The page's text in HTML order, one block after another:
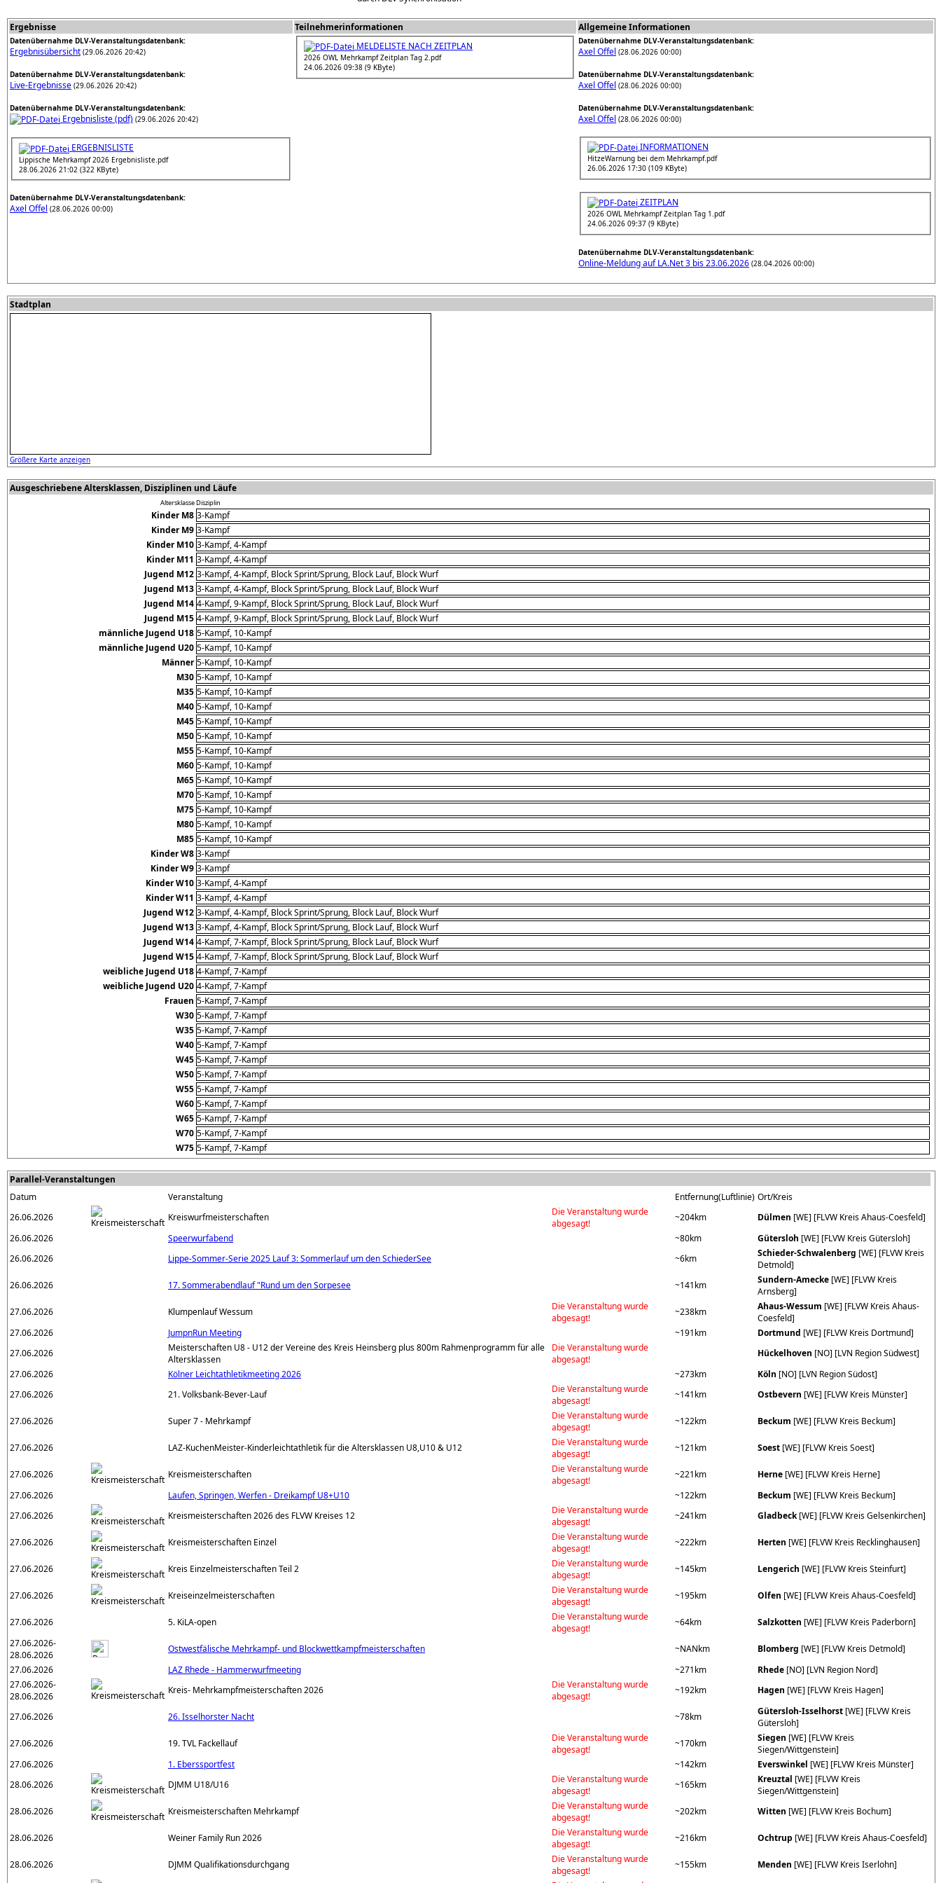
Ergebnisse Teilnehmerinformationen Allgemeine Informationen
Datenübernahme DLV-Veranstaltungsdatenbank:
Ergebnisübersicht (29.06.2026 20:42)
Datenübernahme DLV-Veranstaltungsdatenbank:
Live-Ergebnisse (29.06.2026 20:42)
Datenübernahme DLV-Veranstaltungsdatenbank:
Ergebnisliste (pdf) (29.06.2026 20:42)
ERGEBNISLISTE
Lippische Mehrkampf 2026 Ergebnisliste.pdf
28.06.2026 21:02 (322 KByte)
Datenübernahme DLV-Veranstaltungsdatenbank:
Axel Offel (28.06.2026 00:00)
MELDELISTE NACH ZEITPLAN
2026 OWL Mehrkampf Zeitplan Tag 2.pdf
24.06.2026 09:38 (9 KByte)
Datenübernahme DLV-Veranstaltungsdatenbank:
Axel Offel (28.06.2026 00:00)
Datenübernahme DLV-Veranstaltungsdatenbank:
Axel Offel (28.06.2026 00:00)
Datenübernahme DLV-Veranstaltungsdatenbank:
Axel Offel (28.06.2026 00:00)
INFORMATIONEN
HitzeWarnung bei dem Mehrkampf.pdf
26.06.2026 17:30 (109 KByte)
ZEITPLAN
2026 OWL Mehrkampf Zeitplan Tag 1.pdf
24.06.2026 09:37 (9 KByte)
Datenübernahme DLV-Veranstaltungsdatenbank:
Online-Meldung auf LA.Net 3 bis 23.06.2026 (28.04.2026 00:00)
Stadtplan
Größere Karte anzeigen
Ausgeschriebene Altersklassen, Disziplinen und Läufe
AltersklasseDisziplin
Kinder M8 3-Kampf
Kinder M9 3-Kampf
Kinder M10 3-Kampf, 4-Kampf
Kinder M11 3-Kampf, 4-Kampf
Jugend M12 3-Kampf, 4-Kampf, Block Sprint/Sprung, Block Lauf, Block Wurf
Jugend M13 3-Kampf, 4-Kampf, Block Sprint/Sprung, Block Lauf, Block Wurf
Jugend M14 4-Kampf, 9-Kampf, Block Sprint/Sprung, Block Lauf, Block Wurf
Jugend M15 4-Kampf, 9-Kampf, Block Sprint/Sprung, Block Lauf, Block Wurf
männliche Jugend U18 5-Kampf, 10-Kampf
männliche Jugend U20 5-Kampf, 10-Kampf
Männer 5-Kampf, 10-Kampf
M30 5-Kampf, 10-Kampf
M35 5-Kampf, 10-Kampf
M40 5-Kampf, 10-Kampf
M45 5-Kampf, 10-Kampf
M50 5-Kampf, 10-Kampf
M55 5-Kampf, 10-Kampf
M60 5-Kampf, 10-Kampf
M65 5-Kampf, 10-Kampf
M70 5-Kampf, 10-Kampf
M75 5-Kampf, 10-Kampf
M80 5-Kampf, 10-Kampf
M85 5-Kampf, 10-Kampf
Kinder W8 3-Kampf
Kinder W9 3-Kampf
Kinder W10 3-Kampf, 4-Kampf
Kinder W11 3-Kampf, 4-Kampf
Jugend W12 3-Kampf, 4-Kampf, Block Sprint/Sprung, Block Lauf, Block Wurf
Jugend W13 3-Kampf, 4-Kampf, Block Sprint/Sprung, Block Lauf, Block Wurf
Jugend W14 4-Kampf, 7-Kampf, Block Sprint/Sprung, Block Lauf, Block Wurf
Jugend W15 4-Kampf, 7-Kampf, Block Sprint/Sprung, Block Lauf, Block Wurf
weibliche Jugend U18 4-Kampf, 7-Kampf
weibliche Jugend U20 4-Kampf, 7-Kampf
Frauen 5-Kampf, 7-Kampf
W30 5-Kampf, 7-Kampf
W35 5-Kampf, 7-Kampf
W40 5-Kampf, 7-Kampf
W45 5-Kampf, 7-Kampf
W50 5-Kampf, 7-Kampf
W55 5-Kampf, 7-Kampf
W60 5-Kampf, 7-Kampf
W65 5-Kampf, 7-Kampf
W70 5-Kampf, 7-Kampf
W75 5-Kampf, 7-Kampf
Parallel-Veranstaltungen
Datum
Veranstaltung Entfernung(Luftlinie) Ort/Kreis
26.06.2026
Kreiswurfmeisterschaften
Die Veranstaltung wurde
abgesagt!
~204km Dülmen [WE] [FLVW Kreis Ahaus-Coesfeld]
26.06.2026
Speerwurfabend ~80km Gütersloh [WE] [FLVW Kreis Gütersloh]
26.06.2026
Lippe-Sommer-Serie 2025 Lauf 3: Sommerlauf um den SchiederSee ~6km Schieder-Schwalenberg [WE] [FLVW Kreis
Detmold]
26.06.2026
17. Sommerabendlauf "Rund um den Sorpesee ~141km Sundern-Amecke [WE] [FLVW Kreis
Arnsberg]
27.06.2026
Klumpenlauf Wessum
Die Veranstaltung wurde
abgesagt!
~238km Ahaus-Wessum [WE] [FLVW Kreis Ahaus-
Coesfeld]
27.06.2026
JumpnRun Meeting ~191km Dortmund [WE] [FLVW Kreis Dortmund]
27.06.2026
Meisterschaften U8 - U12 der Vereine des Kreis Heinsberg plus 800m Rahmenprogramm für alle
Altersklassen
Die Veranstaltung wurde
abgesagt!
Hückelhoven [NO] [LVN Region Südwest]
27.06.2026
Kölner Leichtathletikmeeting 2026 ~273km Köln [NO] [LVN Region Südost]
27.06.2026
21. Volksbank-Bever-Lauf
Die Veranstaltung wurde
abgesagt!
~141km Ostbevern [WE] [FLVW Kreis Münster]
27.06.2026 Super 7 - Mehrkampf
Die Veranstaltung wurde
abgesagt!
~122km Beckum [WE] [FLVW Kreis Beckum]
27.06.2026 LAZ-KuchenMeister-Kinderleichtathletik für die Altersklassen U8,U10 & U12
Die Veranstaltung wurde
abgesagt!
~121km Soest [WE] [FLVW Kreis Soest]
27.06.2026 Kreismeisterschaften
Die Veranstaltung wurde
abgesagt!
~221km Herne [WE] [FLVW Kreis Herne]
27.06.2026
Laufen, Springen, Werfen - Dreikampf U8+U10 ~122km Beckum [WE] [FLVW Kreis Beckum]
27.06.2026
Kreismeisterschaften 2026 des FLVW Kreises 12
Die Veranstaltung wurde
abgesagt!
~241km Gladbeck[WE] [FLVW Kreis Gelsenkirchen]
27.06.2026 Kreismeisterschaften Einzel
Die Veranstaltung wurde
abgesagt!
~222km Herten [WE] [FLVW Kreis Recklinghausen]
27.06.2026 Kreis Einzelmeisterschaften Teil 2
Die Veranstaltung wurde
abgesagt!
~145km Lengerich [WE] [FLVW Kreis Steinfurt]
27.06.2026 Kreiseinzelmeisterschaften
Die Veranstaltung wurde
abgesagt!
~195km Olfen [WE] [FLVW Kreis Ahaus-Coesfeld]
27.06.2026 5. KiLA-open
Die Veranstaltung wurde
abgesagt!
~64km Salzkotten [WE] [FLVW Kreis Paderborn]
27.06.2026-
28.06.2026
Ostwestfälische Mehrkampf- und Blockwettkampfmeisterschaften ~NANkm Blomberg [WE] [FLVW Kreis Detmold]
27.06.2026
LAZ Rhede - Hammerwurfmeeting ~271km Rhede [NO] [LVN Region Nord]
27.06.2026-
28.06.2026
Kreis- Mehrkampfmeisterschaften 2026
Die Veranstaltung wurde
abgesagt!
~192km Hagen [WE] [FLVW Kreis Hagen]
27.06.2026 26. Isselhorster Nacht ~78km Gütersloh-Isselhorst [WE] [FLVW Kreis
Gütersloh]
27.06.2026
19. TVL Fackellauf
Die Veranstaltung wurde
abgesagt!
~170km Siegen [WE] [FLVW Kreis
Siegen/Wittgenstein]
27.06.2026
1. Eberssportfest ~142km Everswinkel [WE] [FLVW Kreis Münster]
28.06.2026
DJMM U18/U16
Die Veranstaltung wurde
abgesagt!
~165km Kreuztal [WE] [FLVW Kreis
Siegen/Wittgenstein]
28.06.2026
Kreismeisterschaften Mehrkampf
Die Veranstaltung wurde
abgesagt!
~202km Witten [WE] [FLVW Kreis Bochum]
28.06.2026 Weiner Family Run 2026
Die Veranstaltung wurde
abgesagt!
~216km Ochtrup [WE] [FLVW Kreis Ahaus-Coesfeld]
28.06.2026 DJMM Qualifikationsdurchgang
Die Veranstaltung wurde
abgesagt!
~155km Menden [WE] [FLVW Kreis Iserlohn]